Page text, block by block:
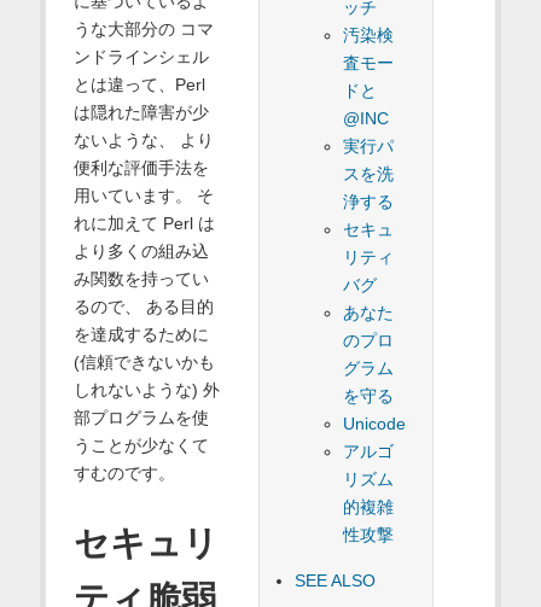
ッチ
汚染検
査モー
ドと
@INC
実行パ
スを洗
浄する
セキュ
リティ
バグ
あなた
のプロ
グラム
を守る
Unicode
アルゴ
リズム
的複雑
性攻撃
SEE ALSO
うな大部分の コマ
ンドラインシェル
とは違って、Perl
は隠れた障害が少
ないような、 より
便利な評価手法を
用いています。 そ
れに加えて Perl は
より多くの組み込
み関数を持ってい
るので、 ある目的
を達成するために
(信頼できないかも
しれないような) 外
部プログラムを使
うことが少なくて
すむのです。
セキュリ
ティ脆弱